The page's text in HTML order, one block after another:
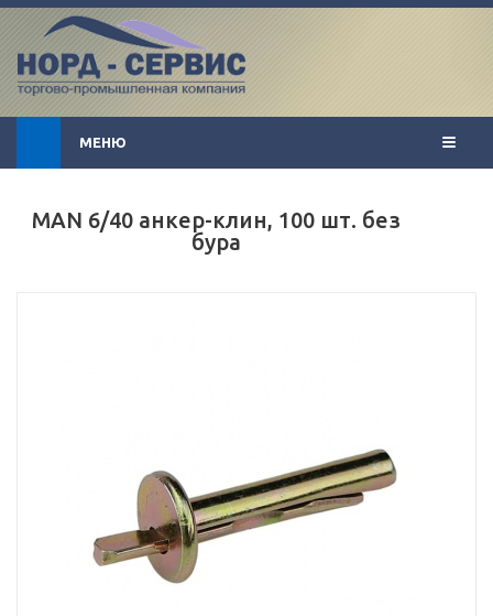
МЕНЮ
MAN 6/40 анкер-клин, 100 шт. без
бура